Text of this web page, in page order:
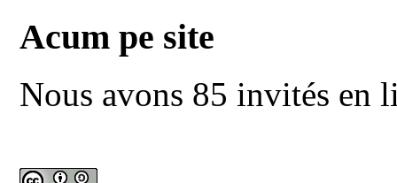
Acum pe site
Nous avons 85 invités en